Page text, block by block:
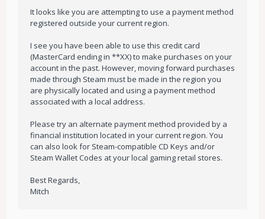
It looks like you are attempting to use a payment method
registered outside your current region.
I see you have been able to use this credit card
(MasterCard ending in **XX) to make purchases on your
account in the past. However, moving forward purchases
made through Steam must be made in the region you
are physically located and using a payment method
associated with a local address.
Please try an alternate payment method provided by a
financial institution located in your current region. You
can also look for Steam-compatible CD Keys and/or
Steam Wallet Codes at your local gaming retail stores.
Best Regards,
Mitch